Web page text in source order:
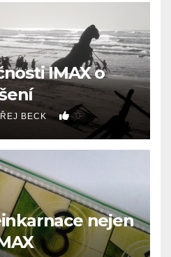
IMAX o
BECK 0
nejen